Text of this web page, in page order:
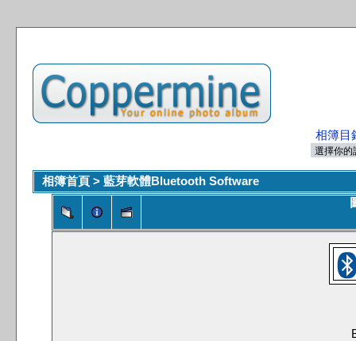
相簿目
相簿首頁 > 藍芽軟體Bluetooth Software